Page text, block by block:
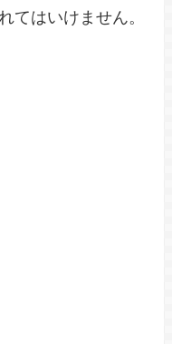
てはいけません。